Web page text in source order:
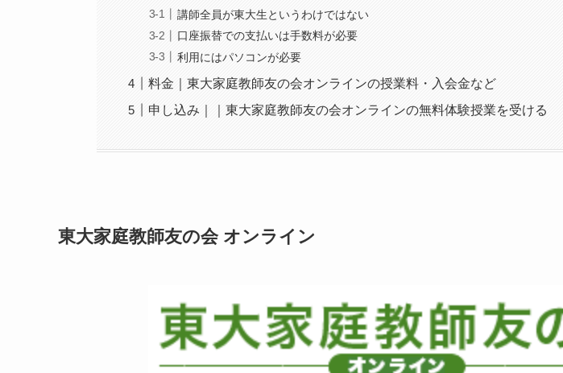
講師全員が東大生というわけではない
口座振替での支払いは手数料が必要
利用にはパソコンが必要
料金｜東大家庭教師友の会オンラインの授業料・入会金など
申し込み｜｜東大家庭教師友の会オンラインの無料体験授業を受ける
東大家庭教師友の会 オンライン